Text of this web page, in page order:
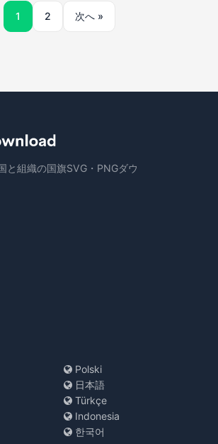
1 2 次へ »
と組織の国旗SVG・PNGダウ
Polski
日本語
Türkçe
Indonesia
한국어